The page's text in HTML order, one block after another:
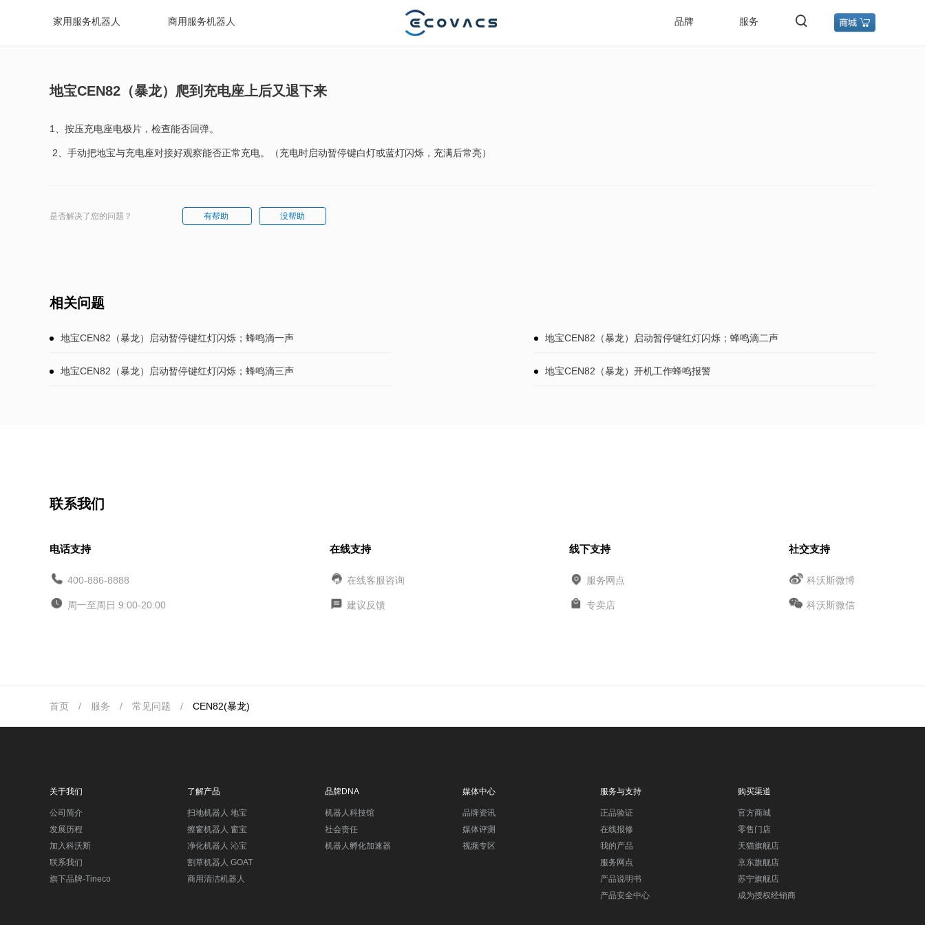
家用服务机器人 商用服务机器人 品牌 服务
地宝CEN82（暴龙）爬到充电座上后又退下来
1、按压充电座电极片，检查能否回弹。
2、手动把地宝与充电座对接好观察能否正常充电。（充电时启动暂停键白灯或蓝灯闪烁，充满后常亮）
是否解决了您的问题？ 有帮助 没帮助
相关问题
地宝CEN82（暴龙）启动暂停键红灯闪烁；蜂鸣滴一声 地宝CEN82（暴龙）启动暂停键红灯闪烁；蜂鸣滴二声
地宝CEN82（暴龙）启动暂停键红灯闪烁；蜂鸣滴三声 地宝CEN82（暴龙）开机工作蜂鸣报警
联系我们
电话支持
400-886-8888
周一至周日 9:00-20:00
在线支持
在线客服咨询
建议反馈
线下支持
服务网点
专卖店
社交支持
科沃斯微博
科沃斯微信
首页 / 服务 / 常见问题 / CEN82(暴龙)
关于我们
公司简介
发展历程
加入科沃斯
联系我们
旗下品牌-Tineco
了解产品
扫地机器人 地宝
擦窗机器人 窗宝
净化机器人 沁宝
割草机器人 GOAT
商用清洁机器人
品牌DNA
机器人科技馆
社会责任
机器人孵化加速器
媒体中心
品牌资讯
媒体评测
视频专区
服务与支持
正品验证
在线报修
我的产品
服务网点
产品说明书
产品安全中心
购买渠道
官方商城
零售门店
天猫旗舰店
京东旗舰店
苏宁旗舰店
成为授权经销商